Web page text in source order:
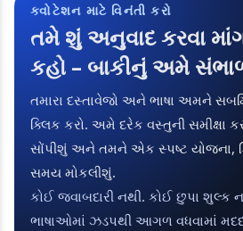
ક્વોટેશન માટે વિનંતી કરો
તમે શું અનુવાદ કરવા
કહો – બાકીનું અમે
તમારા દસ્તાવેજો અને ભાષા અમને
ક્લિક કરો. અમે દરેક વસ્તુની સમીક્ષા
સોંપીશું અને તમને એક સ્પષ્ટ યોજના,
સમય મોકલીશું.
કોઈ જવાબદારી નથી. કોઈ છુપા
ભાષાઓમાં ઝડપથી આગળ વધવામાં મદદ